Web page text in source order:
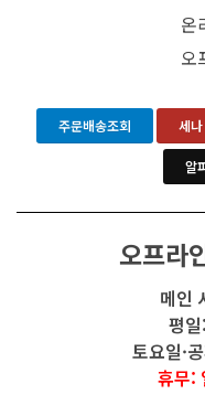
온
오
주문배송조회 세
알
오프라
메인
평
토요일·
휴무: